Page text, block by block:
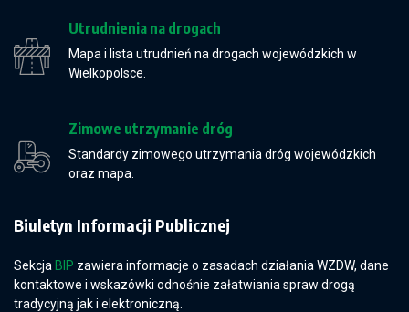
Utrudnienia na drogach
Mapa i lista utrudnień na drogach wojewódzkich w
Wielkopolsce.
Zimowe utrzymanie dróg
Standardy zimowego utrzymania dróg wojewódzkich
oraz mapa.
Biuletyn Informacji Publicznej
Sekcja BIP zawiera informacje o zasadach działania WZDW, dane
kontaktowe i wskazówki odnośnie załatwiania spraw drogą
tradycyjną jak i elektroniczną.